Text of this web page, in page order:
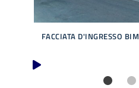
Decentrate
FACCIATA D'INGRESSO BIM